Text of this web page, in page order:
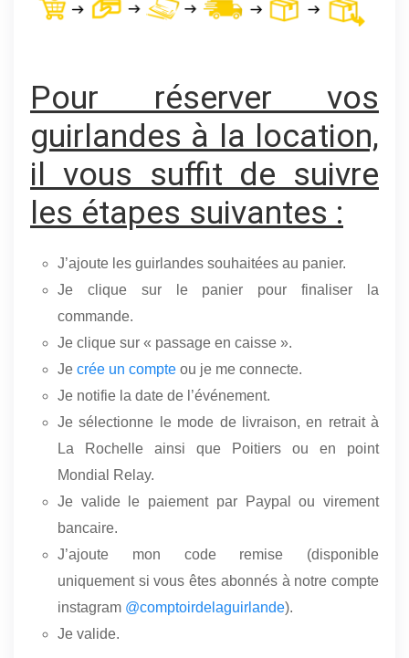
Pour réserver vos
guirlandes à la location,
il vous suffit de suivre
les étapes suivantes :
J’ajoute les guirlandes souhaitées au panier.
Je clique sur le panier pour finaliser la
commande.
Je clique sur « passage en caisse ».
Je crée un compte ou je me connecte.
Je notifie la date de l’événement.
Je sélectionne le mode de livraison, en retrait à
La Rochelle ainsi que Poitiers ou en point
Mondial Relay.
Je valide le paiement par Paypal ou virement
bancaire.
J’ajoute mon code remise (disponible
uniquement si vous êtes abonnés à notre compte
instagram @comptoirdelaguirlande).
Je valide.